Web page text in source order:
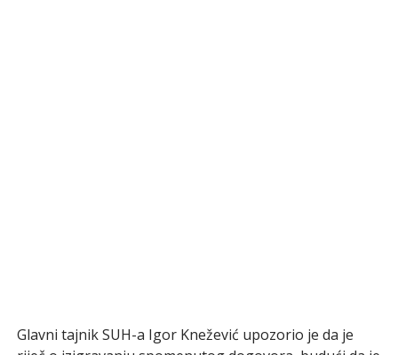
Glavni tajnik SUH-a Igor Knežević upozorio je da je